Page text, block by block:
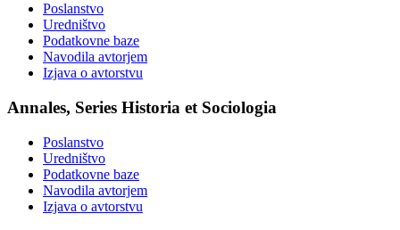
Poslanstvo
Uredništvo
Podatkovne baze
Navodila avtorjem
Izjava o avtorstvu
Annales, Series Historia et Sociologia
Poslanstvo
Uredništvo
Podatkovne baze
Navodila avtorjem
Izjava o avtorstvu